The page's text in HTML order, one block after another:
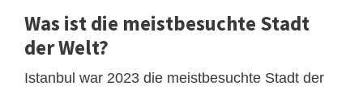
Was ist die meistbesuchte Stadt
der Welt?
Istanbul war 2023 die meistbesuchte Stadt der